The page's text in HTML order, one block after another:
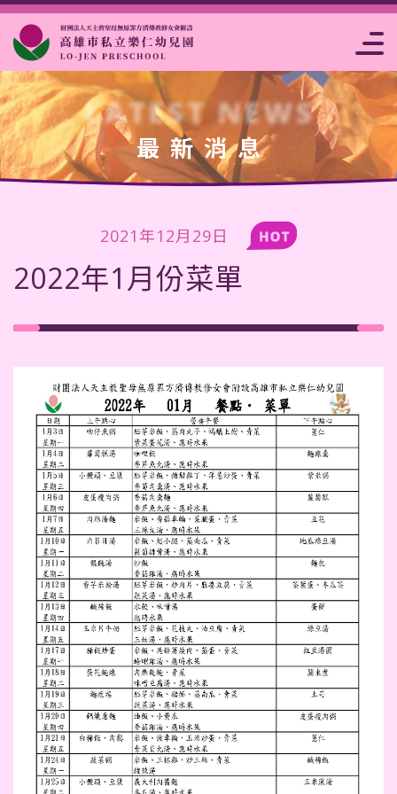
析
賞
意事
項
報
名
表
事
曆
LATEST NEWS
最新消息
2021年12月29日
2022年1月份菜單